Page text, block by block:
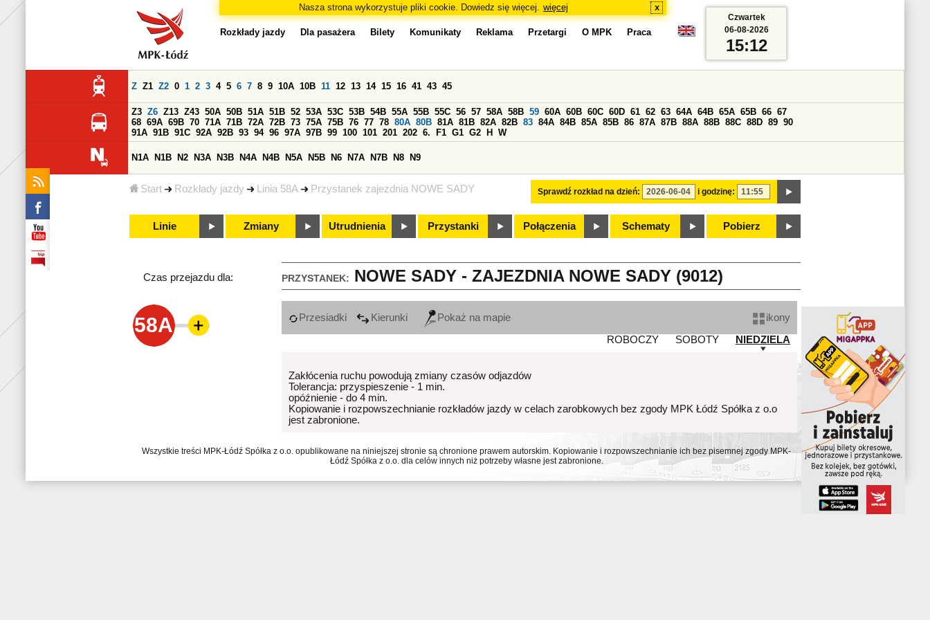
Nasza strona wykorzystuje pliki cookie. Dowiedz się więcej. więcej x
Start Rozkłady jazdy Linia 58A Przystanek zajezdnia NOWE SADY
Rozkłady jazdy Dla pasażera Bilety Komunikaty Reklama Przetargi O MPK Praca
Sprawdź rozkład na dzień: i godzinę:
Z Z1 Z2 0 1 2 3 4 5 6 7 8 9 10A 10B 11 12 13 14 15 16 41 43 45
Z3 Z6 Z13 Z43 50A 50B 51A 51B 52 53A 53C 53B 54B 55A 55B 55C 56 57 58A 58B 59 60A 60B 60C 60D 61 62 63 64A 64B 65A 65B 66 67
68 69A 69B 70 71A 71B 72A 72B 73 75A 75B 76 77 78 80A 80B 81A 81B 82A 82B 83 84A 84B 85A 85B 86 87A 87B 88A 88B 88C 88D 89 90
91A 91B 91C 92A 92B 93 94 96 97A 97B 99 100 101 201 202 6. F1 G1 G2 H W
N1A N1B N2 N3A N3B N4A N4B N5A N5B N6 N7A N7B N8 N9
Linie Zmiany Utrudnienia Przystanki Połączenia Schematy Pobierz
Czwartek
06-08-2026
15:12
PRZYSTANEK: NOWE SADY - ZAJEZDNIA NOWE SADY (9012)
Czas przejazdu dla:
58A Przesiadki Kierunki Pokaż na mapie
ikony
ROBOCZY
SOBOTY NIEDZIELA
Zakłócenia ruchu powodują zmiany czasów odjazdów
Tolerancja: przyspieszenie - 1 min.
opóźnienie - do 4 min.
Kopiowanie i rozpowszechnianie rozkładów jazdy w celach zarobkowych bez zgody MPK Łódź Spółka z o.o
jest zabronione.
Wszystkie treści MPK-Łódź Spółka z o.o. opublikowane na niniejszej stronie są chronione prawem autorskim. Kopiowanie i rozpowszechnianie ich bez pisemnej zgody MPK-
Łódź Spółka z o.o. dla celów innych niż potrzeby własne jest zabronione.